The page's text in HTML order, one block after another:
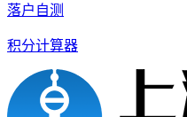
落户自测
积分计算器